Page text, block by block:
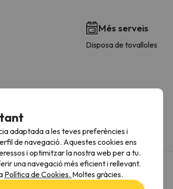
Més serveis
Disposa de tovalloles
adaptada a les teves preferències i
de navegació. Aquestes cookies ens
i optimitzar la nostra web per a tu.
una navegació més eficient i rellevant.
Política de Cookies. Moltes gràcies.